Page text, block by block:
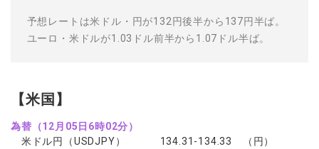
予想レートは米ドル・円が132円後半から137円半ば。
ユーロ・米ドルが1.03ドル前半から1.07ドル半ば。
【米国】
為替（12月05日6時02分）
米ドル円（USDJPY） 134.31-134.33 （円）